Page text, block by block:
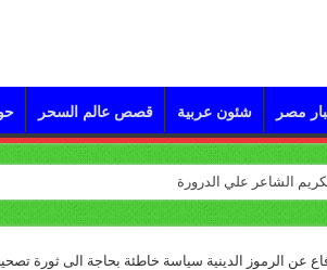
مصر شئون عربية قصص عالم السحر
عن الرموز الدينية سياسة خاطئة بحاجة الى ثورة